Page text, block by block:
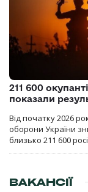
211 600
показали
Від початку 2026
оборони України
близько 211 600
ВАКАНСІЇ